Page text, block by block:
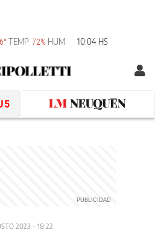
6° TEMP 72% HUM 10:04 HS
2023 - 18:22